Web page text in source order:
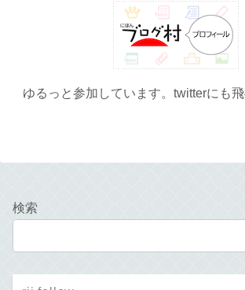
ゆるっと参加しています。twitterにも飛
検索